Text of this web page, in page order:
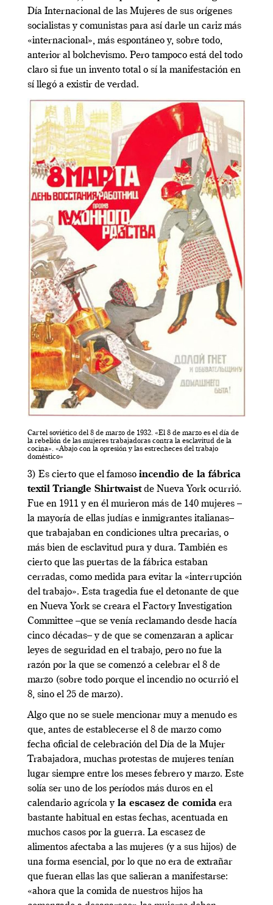
Día Internacional de las Mujeres de sus orígenes
socialistas y comunistas para así darle un cariz más
«internacional», más espontáneo y, sobre todo,
anterior al bolchevismo. Pero tampoco está del todo
claro si fue un invento total o sí la manifestación en
sí llegó a existir de verdad.
Cartel soviético del 8 de marzo de 1932. «El 8 de marzo es el día de
la rebelión de las mujeres trabajadoras contra la esclavitud de la
cocina». «Abajo con la opresión y las estrecheces del trabajo
doméstico»
3) Es cierto que el famoso incendio de la fábrica
textil Triangle Shirtwaistde Nueva York ocurrió.
Fue en 1911 y en él murieron más de 140 mujeres –
la mayoría de ellas judías e inmigrantes italianas–
que trabajaban en condiciones ultra precarias, o
más bien de esclavitud pura y dura. También es
cierto que las puertas de la fábrica estaban
cerradas, como medida para evitar la «interrupción
del trabajo». Esta tragedia fue el detonante de que
en Nueva York se creara el Factory Investigation
Committee –que se venía reclamando desde hacía
cinco décadas– y de que se comenzaran a aplicar
leyes de seguridad en el trabajo, pero no fue la
razón por la que se comenzó a celebrar el 8 de
marzo (sobre todo porque el incendio no ocurrió el
8, sino el 25 de marzo).
Algo que no se suele mencionar muy a menudo es
que, antes de establecerse el 8 de marzo como
fecha oficial de celebración del Día de la Mujer
Trabajadora, muchas protestas de mujeres tenían
lugar siempre entre los meses febrero y marzo. Este
solía ser uno de los períodos más duros en el
calendario agrícola yla escasez de comida era
bastante habitual en estas fechas, acentuada en
muchos casos por la guerra. La escasez de
alimentos afectaba a las mujeres (y a sus hijos) de
una forma esencial, por lo que no era de extrañar
que fueran ellas las que salieran a manifestarse:
«ahora que la comida de nuestros hijos ha